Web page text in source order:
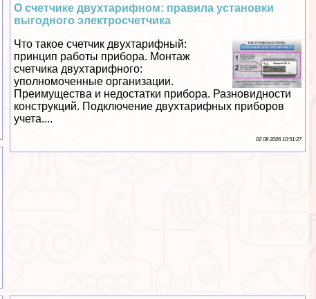
О счетчике двухтарифном: правила установки
выгодного электросчетчика
Что такое счетчик двухтарифный:
принцип работы прибора. Монтаж
счетчика двухтарифного:
уполномоченные организации.
Преимущества и недостатки прибора. Разновидности
конструкций. Подключение двухтарифных приборов
учета....
02 08 2026 10:51:27